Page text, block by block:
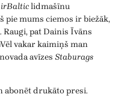
lidmašīnu
pie mums ciemos ir biežāk,
Raugi, pat Dainis Īvāns
vakar kaimiņš man
avīzes Staburags
abonēt drukāto presi.